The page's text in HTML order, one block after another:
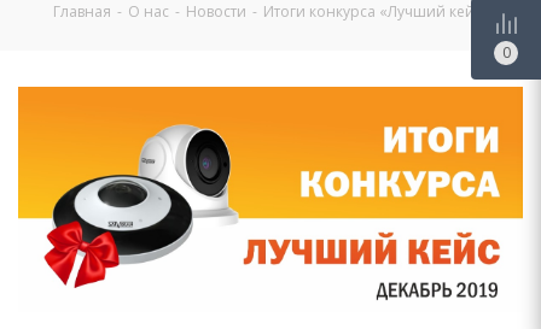
Главная - О нас - Новости - Итоги конкурса «Лучший кейс»
Запросить оптовый прайс 0